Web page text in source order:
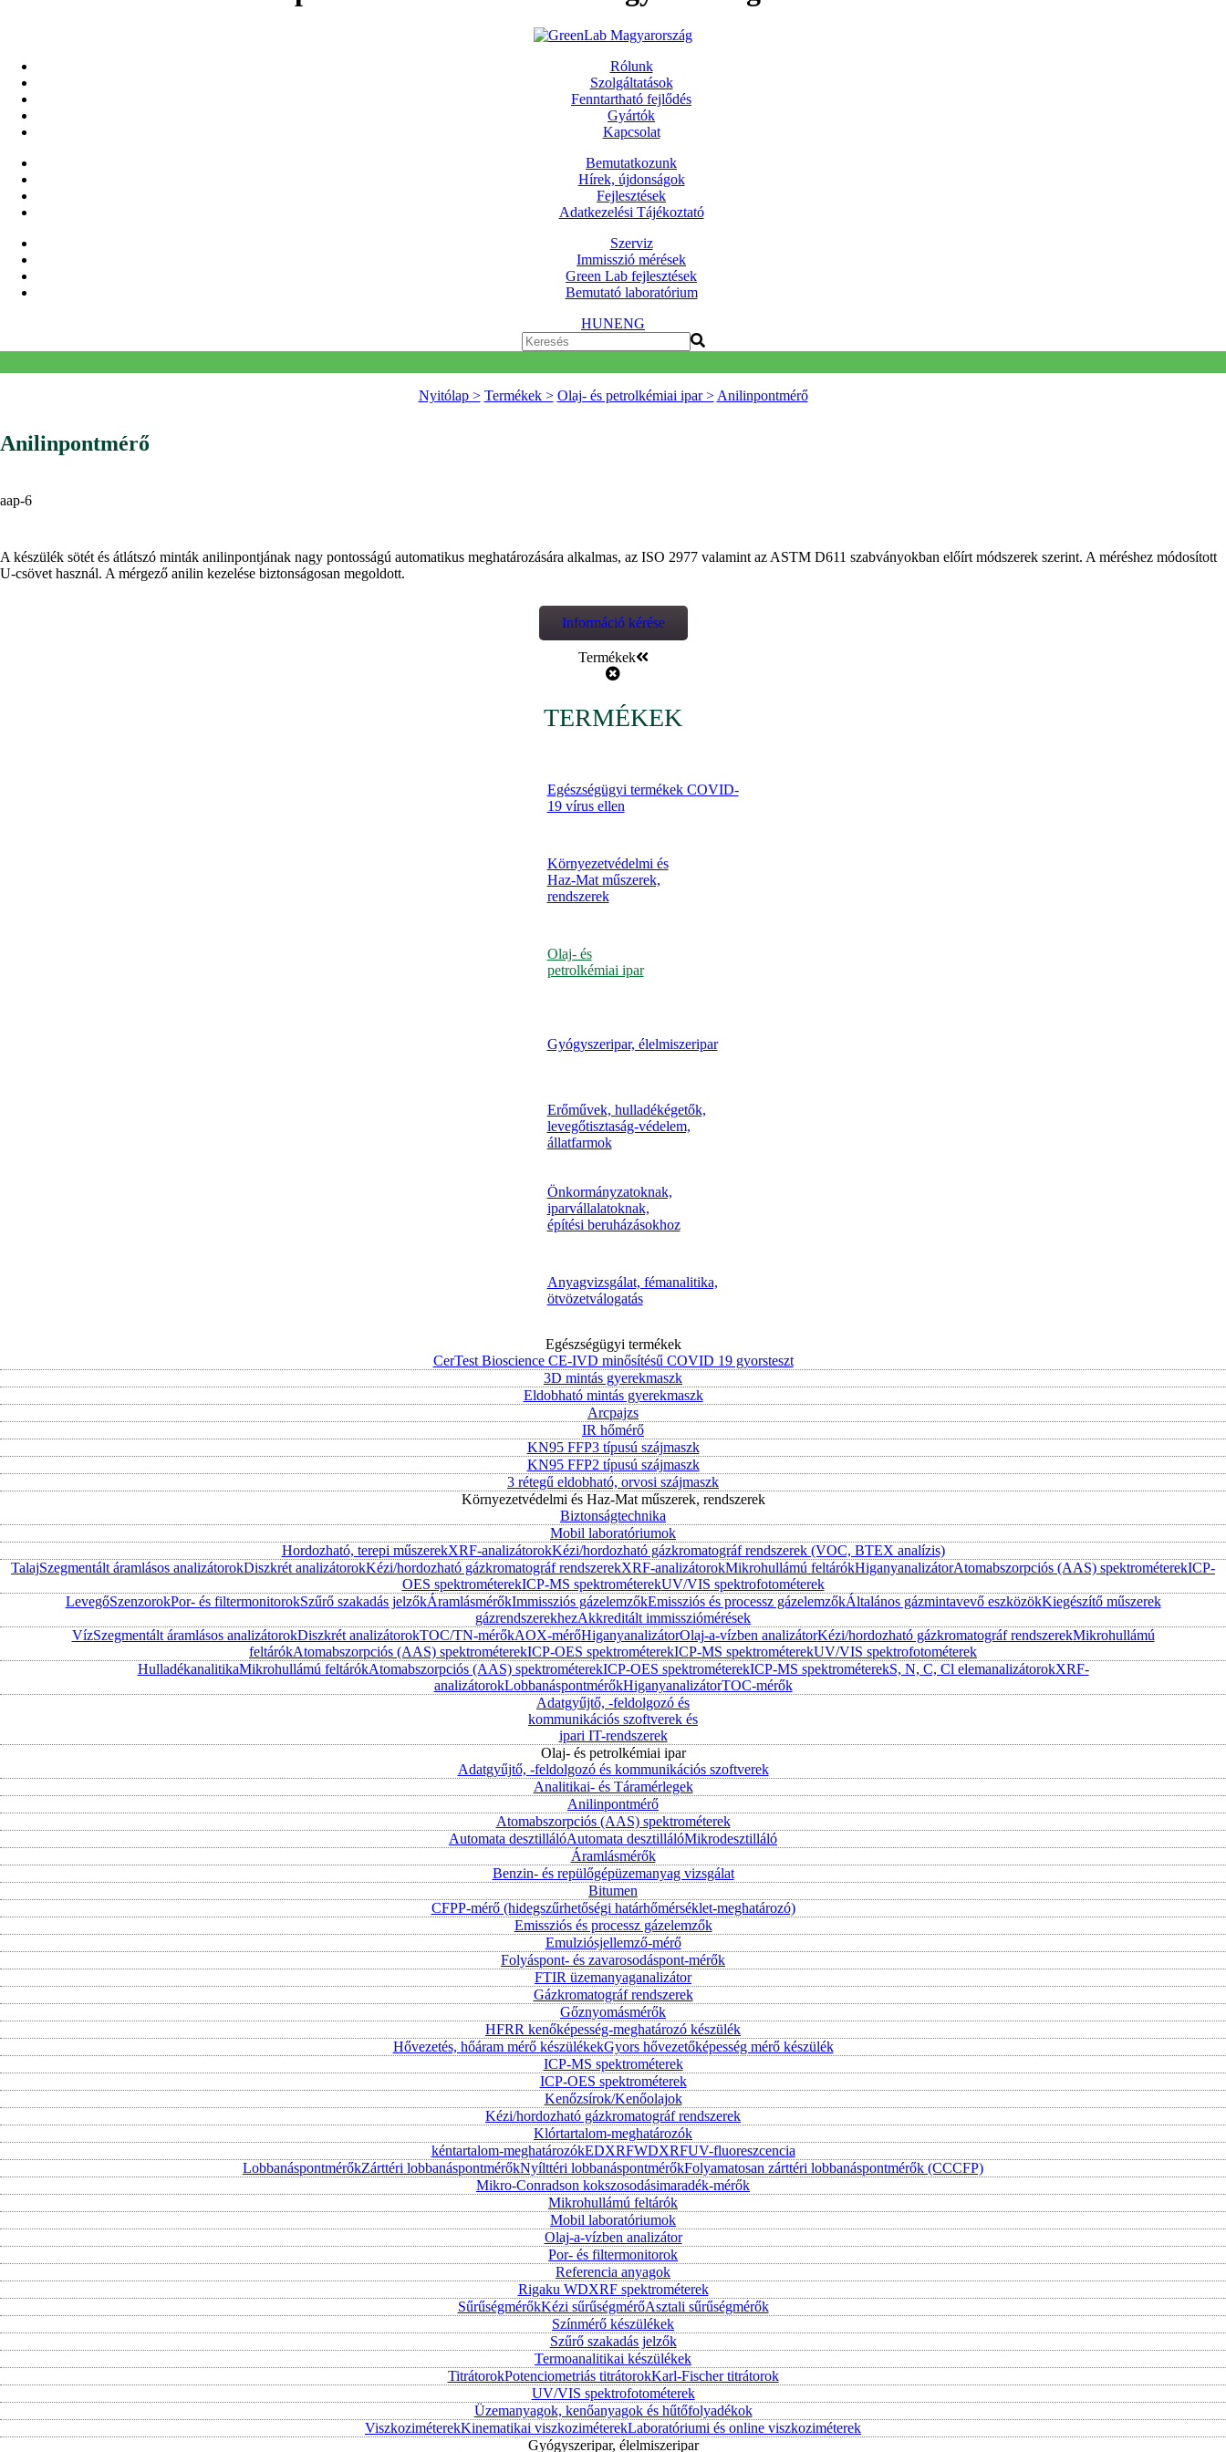
Rólunk
Szolgáltatások
Fenntartható fejlődés
Gyártók
Kapcsolat
Bemutatkozunk
Hírek, újdonságok
Fejlesztések
Adatkezelési Tájékoztató
Szerviz
Immisszió mérések
Green Lab fejlesztések
Bemutató laboratórium
HUNENG
Nyitólap > Termékek > Olaj- és petrolkémiai ipar > Anilinpontmérő
Anilinpontmérő
aap-6
A készülék sötét és átlátszó minták anilinpontjának nagy pontosságú automatikus meghatározására alkalmas, az ISO 2977 valamint az ASTM D611 szabványokban előírt módszerek szerint. A méréshez módosított
U-csövet használ. A mérgező anilin kezelése biztonságosan megoldott.
Információ kérése
Termékek
TERMÉKEK
Egészségügyi termékek COVID-
19 vírus ellen
Környezetvédelmi és
Haz-Mat műszerek,
rendszerek
Olaj- és
petrolkémiai ipar
Gyógyszeripar, élelmiszeripar
Erőművek, hulladékégetők,
levegőtisztaság-védelem,
állatfarmok
Önkormányzatoknak,
iparvállalatoknak,
építési beruházásokhoz
Anyagvizsgálat, fémanalitika,
ötvözetválogatás
Egészségügyi termékek
CerTest Bioscience CE-IVD minősítésű COVID 19 gyorsteszt
3D mintás gyerekmaszk
Eldobható mintás gyerekmaszk
Arcpajzs
IR hőmérő
KN95 FFP3 típusú szájmaszk
KN95 FFP2 típusú szájmaszk
3 rétegű eldobható, orvosi szájmaszk
Környezetvédelmi és Haz-Mat műszerek, rendszerek
Biztonságtechnika
Mobil laboratóriumok
Hordozható, terepi műszerekXRF-analizátorokKézi/hordozható gázkromatográf rendszerek (VOC, BTEX analízis)
TalajSzegmentált áramlásos analizátorokDiszkrét analizátorokKézi/hordozható gázkromatográf rendszerekXRF-analizátorokMikrohullámú feltárókHiganyanalizátorAtomabszorpciós (AAS) spektrométerekICP-
OES spektrométerekICP-MS spektrométerekUV/VIS spektrofotométerek
LevegőSzenzorokPor- és filtermonitorokSzűrő szakadás jelzőkÁramlásmérőkImmissziós gázelemzőkEmissziós és processz gázelemzőkÁltalános gázmintavevő eszközökKiegészítő műszerek
gázrendszerekhezAkkreditált immissziómérések
VízSzegmentált áramlásos analizátorokDiszkrét analizátorokTOC/TN-mérőkAOX-mérőHiganyanalizátorOlaj-a-vízben analizátorKézi/hordozható gázkromatográf rendszerekMikrohullámú
feltárókAtomabszorpciós (AAS) spektrométerekICP-OES spektrométerekICP-MS spektrométerekUV/VIS spektrofotométerek
HulladékanalitikaMikrohullámú feltárókAtomabszorpciós (AAS) spektrométerekICP-OES spektrométerekICP-MS spektrométerekS, N, C, Cl elemanalizátorokXRF-
analizátorokLobbanáspontmérőkHiganyanalizátorTOC-mérők
Adatgyűjtő, -feldolgozó és
kommunikációs szoftverek és
ipari IT-rendszerek
Olaj- és petrolkémiai ipar
Adatgyűjtő, -feldolgozó és kommunikációs szoftverek
Analitikai- és Táramérlegek
Anilinpontmérő
Atomabszorpciós (AAS) spektrométerek
Automata desztillálóAutomata desztillálóMikrodesztilláló
Áramlásmérők
Benzin- és repülőgépüzemanyag vizsgálat
Bitumen
CFPP-mérő (hidegszűrhetőségi határhőmérséklet-meghatározó)
Emissziós és processz gázelemzők
Emulziósjellemző-mérő
Folyáspont- és zavarosodáspont-mérők
FTIR üzemanyaganalizátor
Gázkromatográf rendszerek
Gőznyomásmérők
HFRR kenőképesség-meghatározó készülék
Hővezetés, hőáram mérő készülékekGyors hővezetőképesség mérő készülék
ICP-MS spektrométerek
ICP-OES spektrométerek
Kenőzsírok/Kenőolajok
Kézi/hordozható gázkromatográf rendszerek
Klórtartalom-meghatározók
kéntartalom-meghatározókEDXRFWDXRFUV-fluoreszcencia
LobbanáspontmérőkZárttéri lobbanáspontmérőkNyílttéri lobbanáspontmérőkFolyamatosan zárttéri lobbanáspontmérők (CCCFP)
Mikro-Conradson kokszosodásimaradék-mérők
Mikrohullámú feltárók
Mobil laboratóriumok
Olaj-a-vízben analizátor
Por- és filtermonitorok
Referencia anyagok
Rigaku WDXRF spektrométerek
SűrűségmérőkKézi sűrűségmérőAsztali sűrűségmérők
Színmérő készülékek
Szűrő szakadás jelzők
Termoanalitikai készülékek
TitrátorokPotenciometriás titrátorokKarl-Fischer titrátorok
UV/VIS spektrofotométerek
Üzemanyagok, kenőanyagok és hűtőfolyadékok
ViszkoziméterekKinematikai viszkoziméterekLaboratóriumi és online viszkoziméterek
Gyógyszeripar, élelmiszeripar